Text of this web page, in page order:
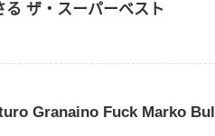
ザ・スーパーベスト
Granaino Fuck Marko